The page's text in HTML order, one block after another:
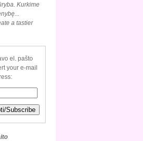
Kurkime
a tastier
el. pašto
your e-mail